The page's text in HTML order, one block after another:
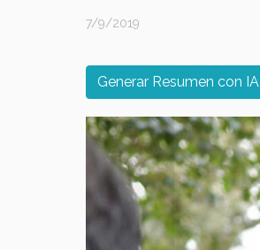
7/9/2019
Generar Resumen con IA